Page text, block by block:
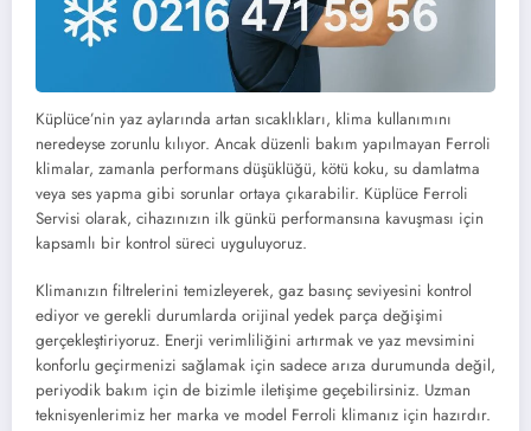
Küplüce’nin yaz aylarında artan sıcaklıkları, klima kullanımını
neredeyse zorunlu kılıyor. Ancak düzenli bakım yapılmayan Ferroli
klimalar, zamanla performans düşüklüğü, kötü koku, su damlatma
veya ses yapma gibi sorunlar ortaya çıkarabilir. Küplüce Ferroli
Servisi olarak, cihazınızın ilk günkü performansına kavuşması için
kapsamlı bir kontrol süreci uyguluyoruz.
Klimanızın filtrelerini temizleyerek, gaz basınç seviyesini kontrol
ediyor ve gerekli durumlarda orijinal yedek parça değişimi
gerçekleştiriyoruz. Enerji verimliliğini artırmak ve yaz mevsimini
konforlu geçirmenizi sağlamak için sadece arıza durumunda değil,
periyodik bakım için de bizimle iletişime geçebilirsiniz. Uzman
teknisyenlerimiz her marka ve model Ferroli klimanız için hazırdır.